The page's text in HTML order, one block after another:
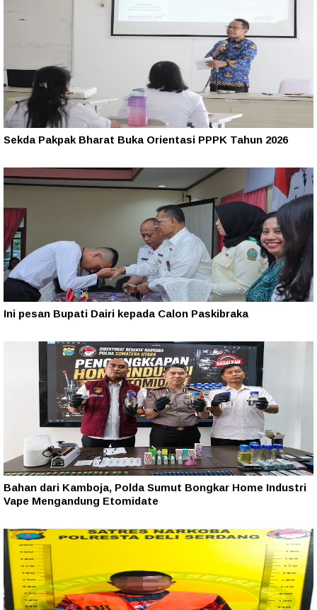
Sekda Pakpak Bharat Buka Orientasi PPPK Tahun 2026
Ini pesan Bupati Dairi kepada Calon Paskibraka
Bahan dari Kamboja, Polda Sumut Bongkar Home Industri
Vape Mengandung Etomidate